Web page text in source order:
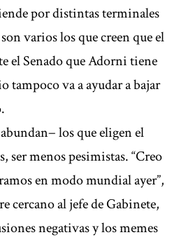
por distintas terminales
varios los que creen que el
el Senado que Adorni tiene
tampoco va a ayudar a bajar
los que eligen el
ser menos pesimistas. “Creo
en modo mundial ayer”,
cercano al jefe de Gabinete,
negativas y los memes